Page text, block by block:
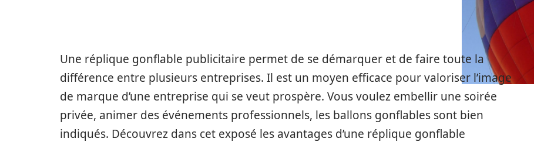
Une réplique gonflable publicitaire permet de se démarquer et de faire toute la
différence entre plusieurs entreprises. Il est un moyen efficace pour valoriser l’image
de marque d’une entreprise qui se veut prospère. Vous voulez embellir une soirée
privée, animer des événements professionnels, les ballons gonflables sont bien
indiqués. Découvrez dans cet exposé les avantages d’une réplique gonflable